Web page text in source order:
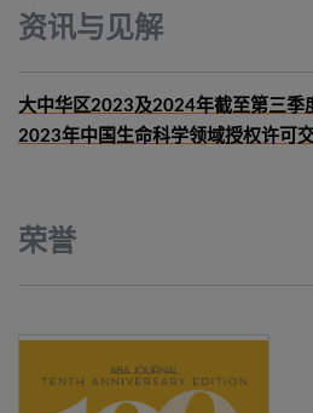
资讯与见解
大中华区2023及2024年截至第三季
2023年中国生命科学领域授权许可
荣誉